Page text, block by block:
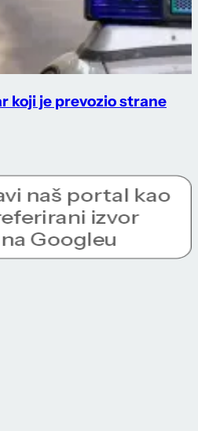
koji je prevozio strane